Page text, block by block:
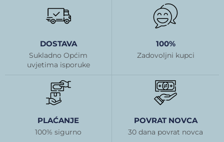
DOSTAVA
Sukladno Općim
uvjetima isporuke
100%
Zadovoljni kupci
PLAĆANJE
100% sigurno
POVRAT NOVCA
30 dana povrat novca